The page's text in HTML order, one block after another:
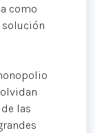
como
las